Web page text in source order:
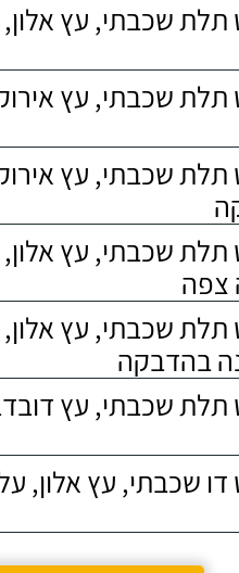
שכבתי, עץ אלון,
שכבתי, עץ
שכבתי, עץ
שכבתי, עץ
צפה
שכבתי, עץ
בהדבקה
שכבתי, עץ
שכבתי, עץ אלון,